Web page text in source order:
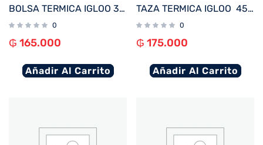
BOLSA TERMICA IGLOO 3 LATAS FUNNY PACK RETRO AZUL 63079
0
₲ 165.000
Añadir Al Carrito
TAZA TERMICA IGLOO 450ML P/CAFÉ BLANCO 71231
0
₲ 175.000
Añadir Al Carrito